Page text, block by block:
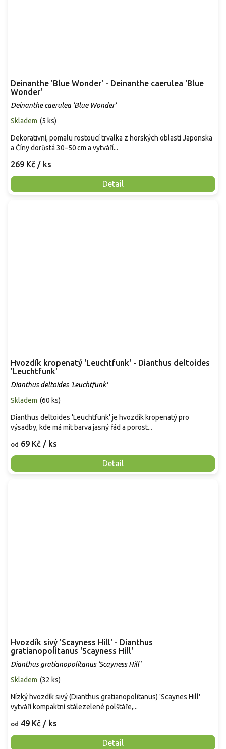
Deinanthe 'Blue Wonder' - Deinanthe caerulea 'Blue
Wonder'
Deinanthe caerulea 'Blue Wonder'
Skladem (5 ks)
269 Kč / ks
Detail
Dekorativní, pomalu rostoucí trvalka z horských oblastí Japonska
a Číny dorůstá 30–50 cm a vytváří...
Hvozdík kropenatý 'Leuchtfunk' - Dianthus deltoides
'Leuchtfunk'
Dianthus deltoides 'Leuchtfunk'
Skladem (60 ks)
od 69 Kč / ks
Detail
Dianthus deltoides 'Leuchtfunk' je hvozdík kropenatý pro
výsadby, kde má mít barva jasný řád a porost...
Hvozdík sivý 'Scayness Hill' - Dianthus
gratianopolitanus 'Scayness Hill'
Dianthus gratianopolitanus 'Scayness Hill'
Skladem (32 ks)
od 49 Kč / ks
Detail
Nízký hvozdík sivý (Dianthus gratianopolitanus) 'Scaynes Hill'
vytváří kompaktní stálezelené polštáře,...